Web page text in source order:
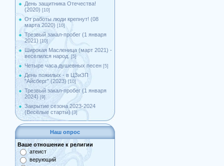
День защитника Отечества!
(2020) [10]
От работы люди крепнут! (08
марта 2020) [10]
Трезвый закал-пробег (1 января
2021) [10]
Широкая Масленица (март 2021) -
веселился народ.
[5]
Четыре часа душевных песен [5]
День пожилых - в ЦЗиЗП
"Айсберг" (2023) [10]
Трезвый закал-пробег (1 января
2024) [9]
Закрытие сезона 2023-2024
(Весёлые старты) [3]
Наш опрос
Ваше отношение к религии
атеист
верующий